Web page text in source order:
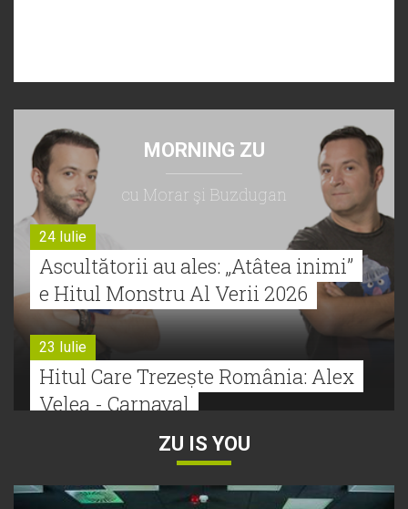
MORNING ZU
cu Morar şi Buzdugan
24 Iulie
Ascultătorii au ales: „Atâtea inimi”
e Hitul Monstru Al Verii 2026
23 Iulie
Hitul Care Trezește România: Alex
Velea - Carnaval
Bătălie strânsă la Hitul Monstru Al
ZU IS YOU